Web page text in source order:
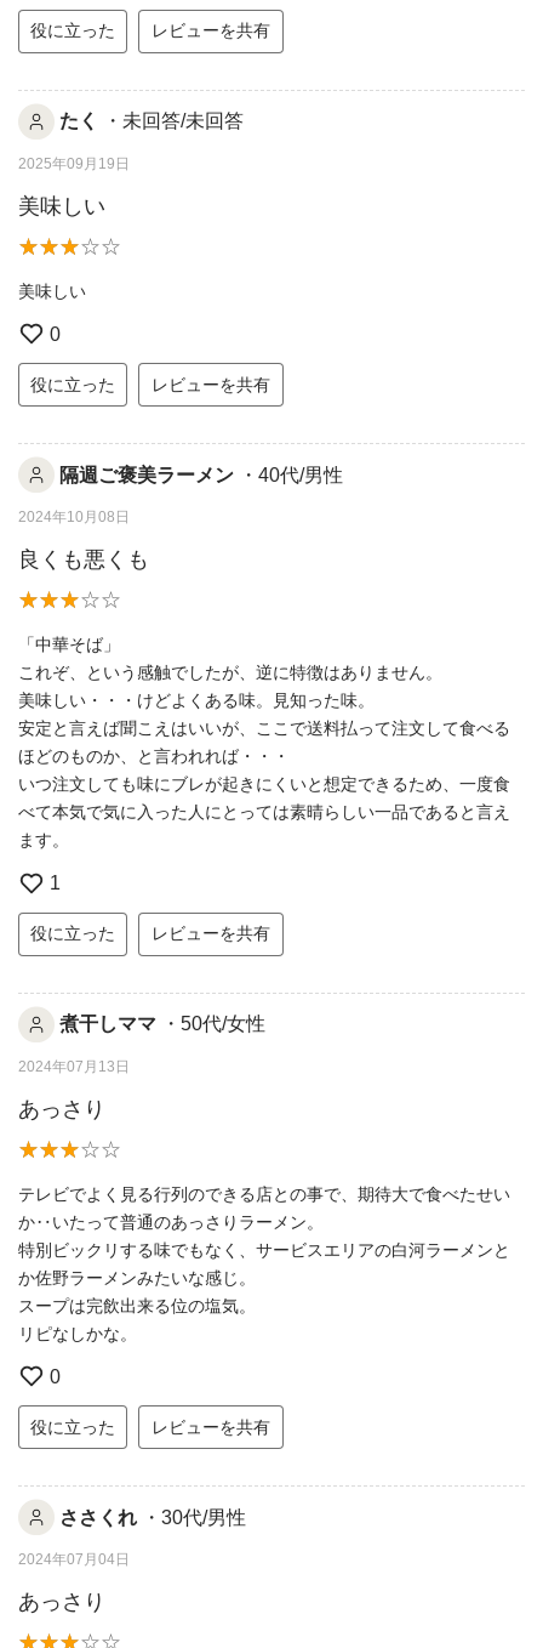
役に立った レビューを共有
たく ・未回答/未回答
2025年09月19日
美味しい
美味しい
0
役に立った レビューを共有
隔週ご褒美ラーメン ・40代/男性
2024年10月08日
良くも悪くも
「中華そば」
これぞ、という感触でしたが、逆に特徴はありません。
美味しい・・・けどよくある味。見知った味。
安定と言えば聞こえはいいが、ここで送料払って注文して食べる
ほどのものか、と言われれば・・・
いつ注文しても味にブレが起きにくいと想定できるため、一度食
べて本気で気に入った人にとっては素晴らしい一品であると言え
ます。
1
役に立った レビューを共有
煮干しママ ・50代/女性
2024年07月13日
あっさり
テレビでよく見る行列のできる店との事で、期待大で食べたせい
か‥いたって普通のあっさりラーメン。
特別ビックリする味でもなく、サービスエリアの白河ラーメンと
か佐野ラーメンみたいな感じ。
スープは完飲出来る位の塩気。
リピなしかな。
0
役に立った レビューを共有
ささくれ ・30代/男性
2024年07月04日
あっさり